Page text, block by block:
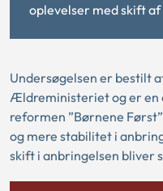
oplevelser med skift
Undersøgelsen er bestilt
Ældreministeriet og er
reformen ”Børnene
og mere stabilitet i
skift i anbringelsen bliver